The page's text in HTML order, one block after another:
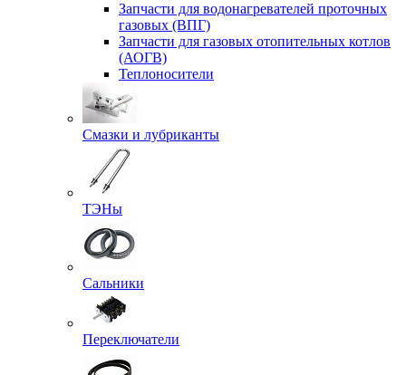
Запчасти для водонагревателей проточных
газовых (ВПГ)
Запчасти для газовых отопительных котлов
(АОГВ)
Теплоносители
Смазки и лубриканты
ТЭНы
Сальники
Переключатели